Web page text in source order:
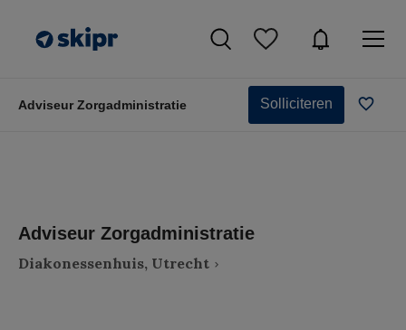
Adviseur Zorgadministratie Solliciteren
Adviseur Zorgadministratie
Diakonessenhuis, Utrecht